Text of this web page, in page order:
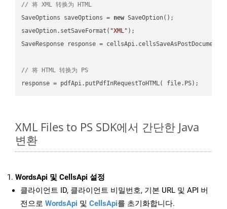
// 将 XML 转换为 HTML
SaveOptions saveOptions = new SaveOption();
saveOption.setSaveFormat( "XML" );
SaveResponse response =
// 将 HTML 转换为 PS
XML Files to PS SDK에서 간단한 Java
변환
WordsApi 및 CellsApi 설정
클라이언트 ID, 클라이언트 비밀번호, 기본 URL 및 API 버
전으로 WordsApi 및 CellsApi를 초기화합니다.